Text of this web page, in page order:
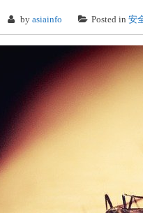
by asiainfo Posted in 安